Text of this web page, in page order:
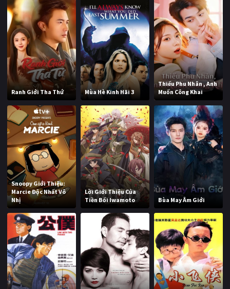
Ranh Giới Tha Thứ Mùa Hè Kinh Hãi 3
Thiếu Phu Nhân , Anh
Muốn Công Khai
Snoopy Giới Thiệu:
Marcie Độc Nhất Vô
Nhị
Lời Giới Thiệu Của
Tiền Bối Iwamoto
Bùa May Âm Giới